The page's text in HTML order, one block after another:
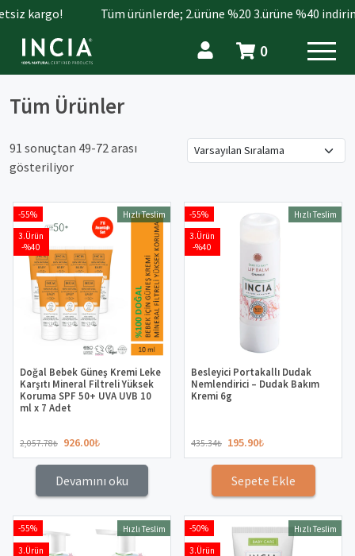
kargo! Tüm ürünlerde; 2.ürüne %20 3.ürüne %40 indirim.
0
Tüm Ürünler
91 sonuçtan 49-72 arası
gösteriliyor
-55%
3.Ürün
-%40
Hızlı Teslim
Doğal Bebek Güneş Kremi Leke
Karşıtı Mineral Filtreli Yüksek
Koruma SPF 50+ UVA UVB 10
ml x 7 Adet
2,057.78₺ 926.00₺
Devamını oku
-55%
3.Ürün
-%40
Hızlı Teslim
Besleyici Portakallı Dudak
Nemlendirici – Dudak Bakım
Kremi 6g
435.34₺ 195.90₺
Sepete Ekle
-55%
3.Ürün
Hızlı Teslim
-50%
3.Ürün
Hızlı Teslim